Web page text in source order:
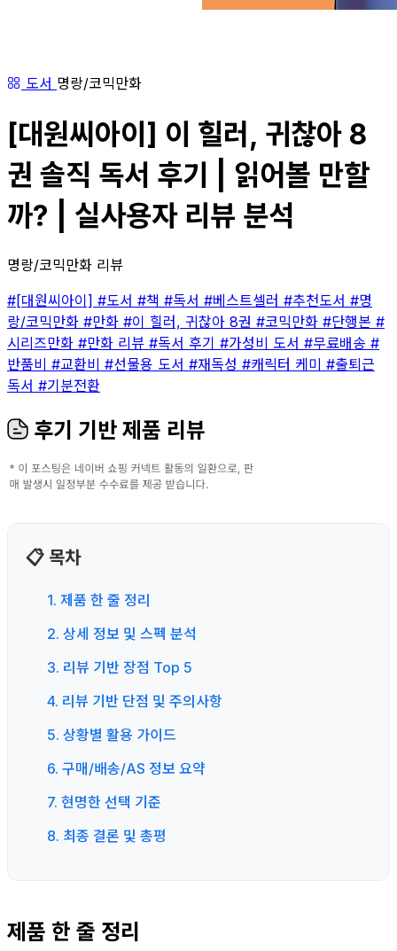
도서 명랑/코믹만화
[대원씨아이] 이 힐러, 귀찮아 8
권 솔직 독서 후기 | 읽어볼 만할
까? | 실사용자 리뷰 분석
명랑/코믹만화 리뷰
#[대원씨아이] #도서 #책 #독서 #베스트셀러 #추천도서 #명
랑/코믹만화 #만화 #이 힐러, 귀찮아 8권 #코믹만화 #단행본 #
시리즈만화 #만화 리뷰 #독서 후기 #가성비 도서 #무료배송 #
반품비 #교환비 #선물용 도서 #재독성 #캐릭터 케미 #출퇴근
독서 #기분전환
후기 기반 제품 리뷰
📋 목차
1. 제품 한 줄 정리
2. 상세 정보 및 스펙 분석
3. 리뷰 기반 장점 Top 5
4. 리뷰 기반 단점 및 주의사항
5. 상황별 활용 가이드
6. 구매/배송/AS 정보 요약
7. 현명한 선택 기준
8. 최종 결론 및 총평
제품 한 줄 정리